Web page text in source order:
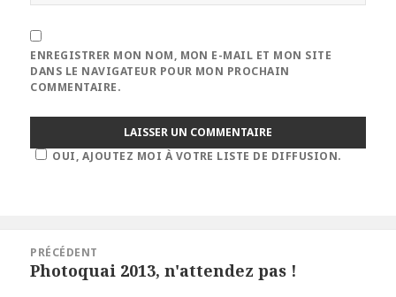
ENREGISTRER MON NOM, MON E-MAIL ET MON SITE
DANS LE NAVIGATEUR POUR MON PROCHAIN
COMMENTAIRE.
OUI, AJOUTEZ MOI À VOTRE LISTE DE DIFFUSION.
l’article
PRÉCÉDENT
Article
Photoquai 2013, n'attendez pas !